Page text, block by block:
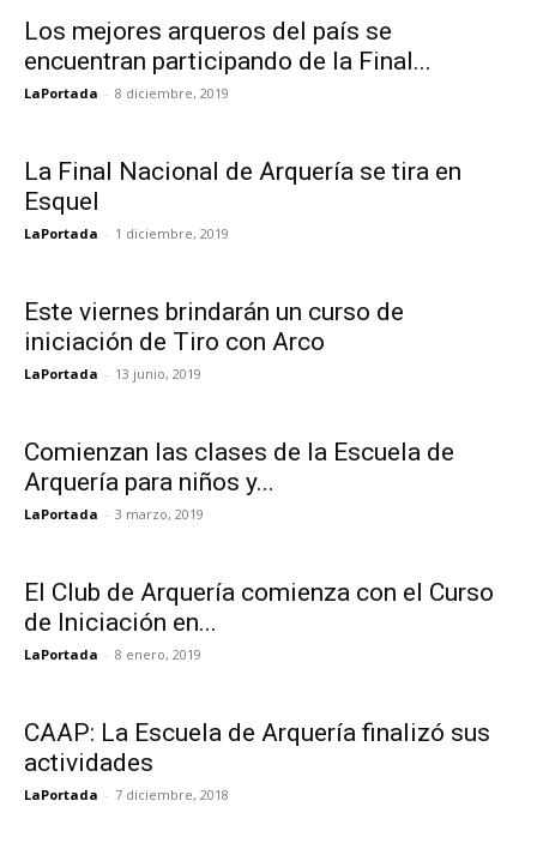
Los mejores arqueros del país se
encuentran participando de la Final...
LaPortada - 8 diciembre, 2019
La Final Nacional de Arquería se tira en
Esquel
LaPortada - 1 diciembre, 2019
Este viernes brindarán un curso de
iniciación de Tiro con Arco
LaPortada - 13 junio, 2019
Comienzan las clases de la Escuela de
Arquería para niños y...
LaPortada - 3 marzo, 2019
El Club de Arquería comienza con el Curso
de Iniciación en...
LaPortada - 8 enero, 2019
CAAP: La Escuela de Arquería finalizó sus
actividades
LaPortada - 7 diciembre, 2018